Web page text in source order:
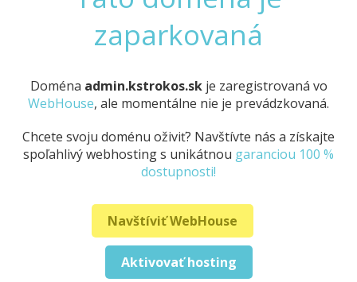
zaparkovaná
Doména admin.kstrokos.skje zaregistrovaná vo
WebHouse, ale momentálne nie je prevádzkovaná.
Chcete svoju doménu oživiť? Navštívte nás a získajte
spoľahlivý webhosting s unikátnou garanciou 100 %
dostupnosti!
Navštíviť WebHouse
Aktivovať hosting